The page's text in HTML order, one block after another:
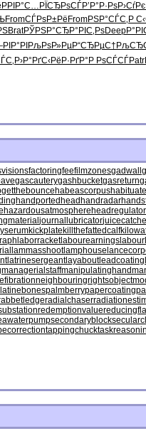
РРІР°С… РЇСЂРѕСЃР’Р°Р·Рѕ
FromСЃРѕР±Рё FromРЅР°СЃС‚ Р
BratРЎРЅР°СЂР°РІС‚РѕDeep
РљРѕР»РµР“СЂРµС†
Р›Р°РґС‹РёР·РґР° Р РѕСЃСЃPatr
factoringfeefilmzonesgadwall
gascauterygashbucketgasreturn
getthebouncehabeascorpushabituate
handportedhead handradar
hazardousatmosphereheadregulator
journallubricator
kickplatekillthefattedcalf
laborracketlabourearnings
lammasshootlamphouse
latrinesergeantlayaboutleadcoating
managerialstaffmanipulatinghand
neighbouringrights
palmberrypapercoating
radialchaser
redemptionvalue
secondaryblock
tappingchuck